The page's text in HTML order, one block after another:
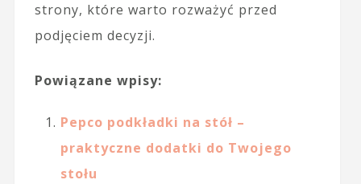
strony, które warto rozważyć przed
podjęciem decyzji.
Powiązane wpisy:
Pepco podkładki na stół –
praktyczne dodatki do Twojego
stołu